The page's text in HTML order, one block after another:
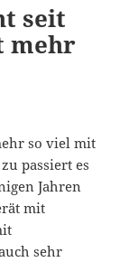
seit
mehr
so viel mit
passiert es
Jahren
mit
sehr